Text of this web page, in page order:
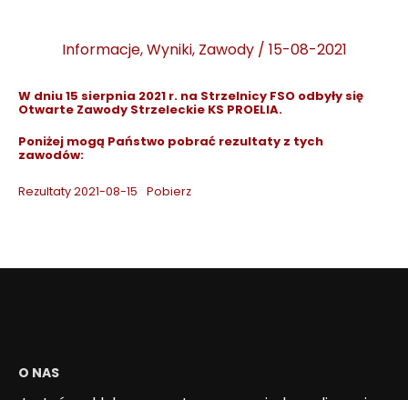
Informacje,Wyniki, Zawody/ 15-08-2021
W dniu 15 sierpnia 2021 r. na Strzelnicy FSO odbyły się
Otwarte Zawody Strzeleckie KS PROELIA.
Poniżej mogą Państwo pobrać rezultaty z tych
zawodów:
Rezultaty 2021-08-15 Pobierz
O NAS